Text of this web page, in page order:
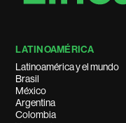
LATINOAMÉRICA
Latinoamérica y el mundo
Brasil
México
Argentina
Colombia